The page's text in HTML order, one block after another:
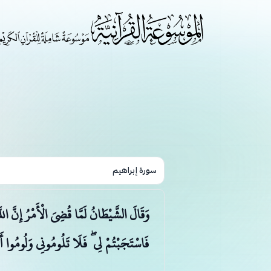
سورة إبراهيم
وَقَالَ الشَّيْطَانُ لَمَّا قُضِيَ
فَاسْتَجَبْتُمْ لِي ۖ فَلَا تَلُومُونِي